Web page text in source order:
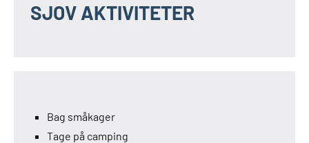
SJOV AKTIVITETER
Bag småkager
Tage på camping